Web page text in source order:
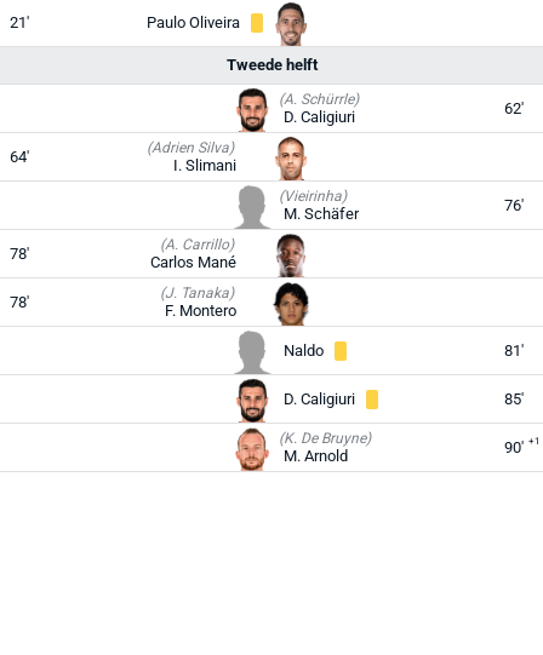
21' Paulo Oliveira
Tweede helft
(A. Schürrle)
D. Caligiuri 62'
64' (Adrien Silva)
I. Slimani
(Vieirinha)
M. Schäfer 76'
78' (A. Carrillo)
Carlos Mané
78' (J. Tanaka)
F. Montero
Naldo 81'
D. Caligiuri 85'
(K. De Bruyne)
M. Arnold 90' +1